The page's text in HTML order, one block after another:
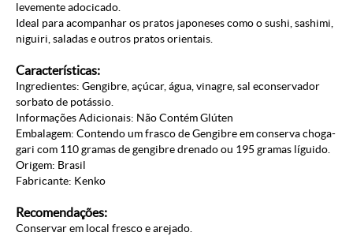
levemente adocicado.
Ideal para acompanhar os pratos japoneses como o sushi, sashimi,
niguiri, saladas e outros pratos orientais.
Características:
Ingredientes: Gengibre, açúcar, água, vinagre, sal econservador
sorbato de potássio.
Informações Adicionais: Não Contém Glúten
Embalagem: Contendo um frasco de Gengibre em conserva choga-
gari com 110 gramas de gengibre drenado ou 195 gramas líguido.
Origem: Brasil
Fabricante: Kenko
Recomendações:
Conservar em local fresco e arejado.